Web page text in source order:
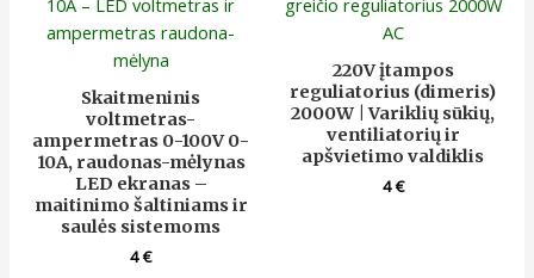
Skaitmeninis
voltmetras-
ampermetras 0-100V 0-
10A, raudonas-mėlynas
LED ekranas –
maitinimo šaltiniams ir
saulės sistemoms
4€
220V įtampos
reguliatorius (dimeris)
2000W | Variklių sūkių,
ventiliatorių ir
apšvietimo valdiklis
4€